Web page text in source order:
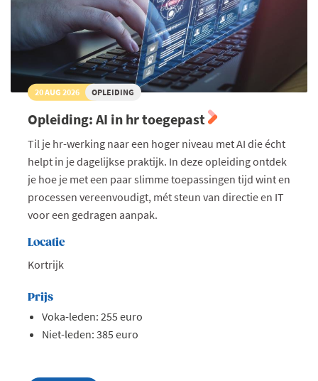
20 AUG 2026 OPLEIDING
Opleiding: AI in hr toegepast
Til je hr-werking naar een hoger niveau met AI die écht
helpt in je dagelijkse praktijk. In deze opleiding ontdek
je hoe je met een paar slimme toepassingen tijd wint en
processen vereenvoudigt, mét steun van directie en IT
voor een gedragen aanpak.
Locatie
Kortrijk
Prijs
Voka-leden: 255 euro
Niet-leden: 385 euro